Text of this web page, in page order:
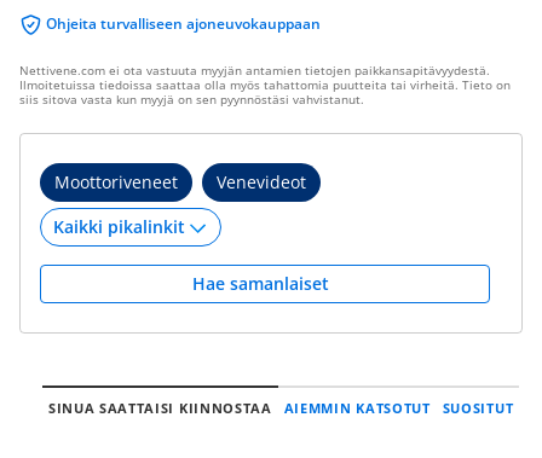
Ohjeita turvalliseen ajoneuvokauppaan
Nettivene.com ei ota vastuuta myyjän antamien tietojen paikkansapitävyydestä.
Ilmoitetuissa tiedoissa saattaa olla myös tahattomia puutteita tai virheitä. Tieto on
siis sitova vasta kun myyjä on sen pyynnöstäsi vahvistanut.
Moottoriveneet Venevideot
Hae samanlaiset
SINUA SAATTAISI KIINNOSTAA AIEMMIN KATSOTUT SUOSITUT